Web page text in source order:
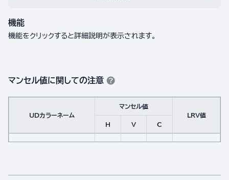
機能
機能をクリックすると詳細説明が表示されます。
マンセル値に関しての注意
UDカラーネーム
マンセル値
LRV値
H
V C